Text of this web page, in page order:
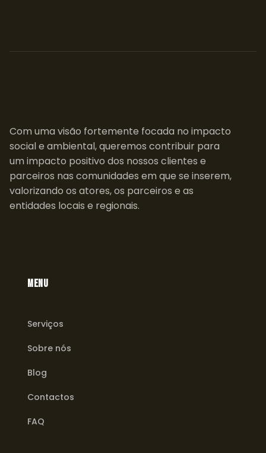
Com uma visão fortemente focada no impacto
social e ambiental, queremos contribuir para
um impacto positivo dos nossos clientes e
parceiros nas comunidades em que se inserem,
valorizando os atores, os parceiros e as
entidades locais e regionais.
MENU
Serviços
Sobre nós
Blog
Contactos
FAQ